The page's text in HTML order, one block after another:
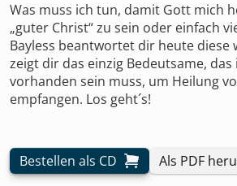
Was muss ich tun, damit Gott mich
„guter Christ“ zu sein oder einfach
Bayless beantwortet dir heute diese
zeigt dir das einzig Bedeutsame,
vorhanden sein muss, um Heilung
empfangen. Los geht´s!
Bestellen als CD Als PDF